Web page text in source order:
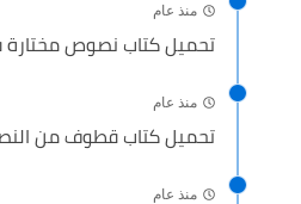
منذ عام
تحميل كتاب نصوص مختارة
منذ عام
تحميل كتاب قطوف من
منذ عام